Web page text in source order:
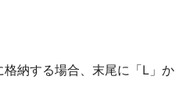
納する場合、末尾に「L」か